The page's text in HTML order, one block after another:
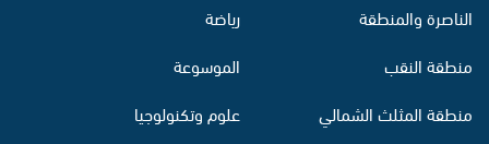
الناصرة والمنطقة
منطقة النقب
منطقة المثلث الشمالي
رياضة
الموسوعة
علوم وتكنولوجيا